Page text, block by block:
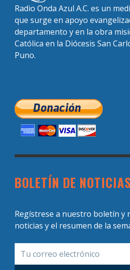
Radio Onda Azul A.C. es un
que surge en apoyo
departamento y en la obra
Católica en la Diócesis San
Puno.
BOLETÍN DE NOTICIAS
Regístrese a nuestro boletín y
noticias y el resumen de la